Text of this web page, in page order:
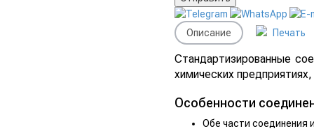
Описание Печать
Стандартизированные
химических
Особенности
Обе части соединения